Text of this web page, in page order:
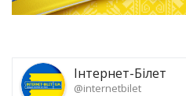
Інтернет-Білет
@internetbilet